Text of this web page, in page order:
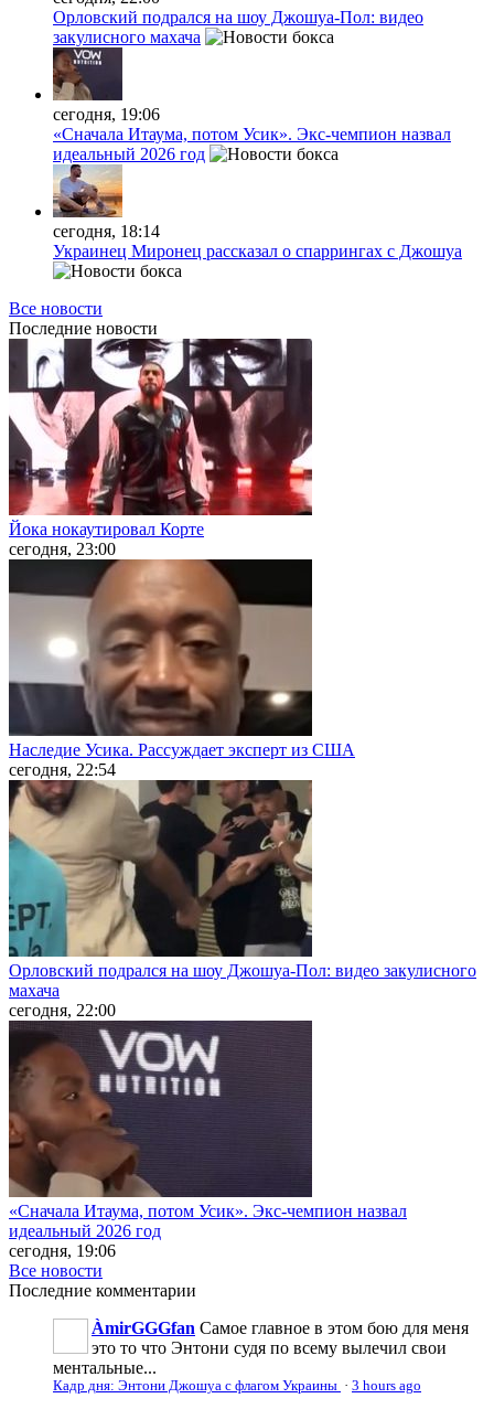
Орловский подрался на шоу Джошуа-Пол: видео
закулисного махача
сегодня, 19:06
«Сначала Итаума, потом Усик». Экс-чемпион назвал
идеальный 2026 год
сегодня, 18:14
Украинец Миронец рассказал о спаррингах с Джошуа
Все новости
Последние новости
Йока нокаутировал Корте
сегодня, 23:00
Наследие Усика. Рассуждает эксперт из США
сегодня, 22:54
Орловский подрался на шоу Джошуа-Пол: видео закулисного
махача
сегодня, 22:00
«Сначала Итаума, потом Усик». Экс-чемпион назвал
идеальный 2026 год
сегодня, 19:06
Все новости
Последние комментарии
ÀmirGGGfan Самое главное в этом бою для меня
это то что Энтони судя по всему вылечил свои
ментальные...
Кадр дня: Энтони Джошуа с флагом Украины · 3 hours ago